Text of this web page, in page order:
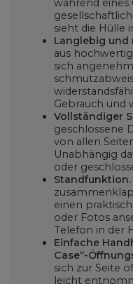
während eines
sieht die Hülle
Langlebig und
aus
sich
Gebrauch und
Vollständiger
geschlossene
von allen
Unabhängig
oder
Standfunktion.
einen
oder Fotos
Telefon in der
Einfache
Case“-
sich zur Seite
leicht